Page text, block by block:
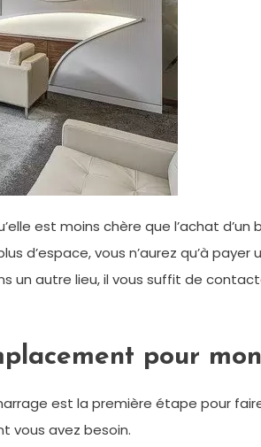
est moins chère que l’achat
d’espace, vous n’aurez qu’à
un autre lieu, il vous suffit de
pour
est la première étape pour
vous avez besoin.